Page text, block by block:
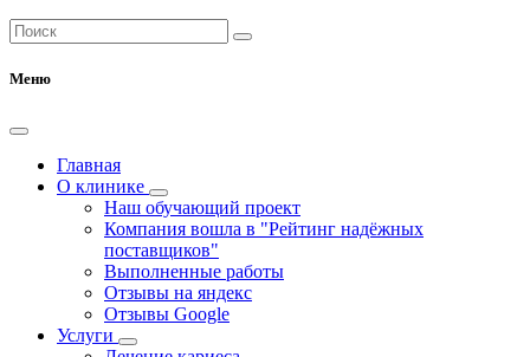
Меню
Главная
О клинике
Наш обучающий проект
Компания вошла в "Рейтинг надёжных
поставщиков"
Выполненные работы
Отзывы на яндекс
Отзывы Google
Услуги